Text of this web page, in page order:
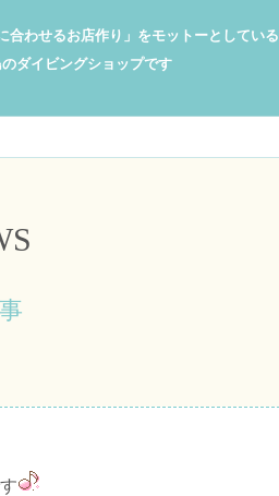
合わせるお店作り」をモットーとしている
ダイビングショップです